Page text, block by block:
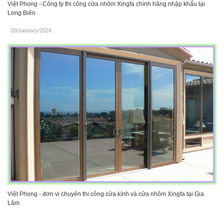
Việt Phong - Công ty thi công cửa nhôm Xingfa chính hãng nhập khẩu tại
Long Biên
20/January/2024
Việt Phong - đơn vị chuyên thi công cửa kính và cửa nhôm Xingfa tại Gia
Lâm